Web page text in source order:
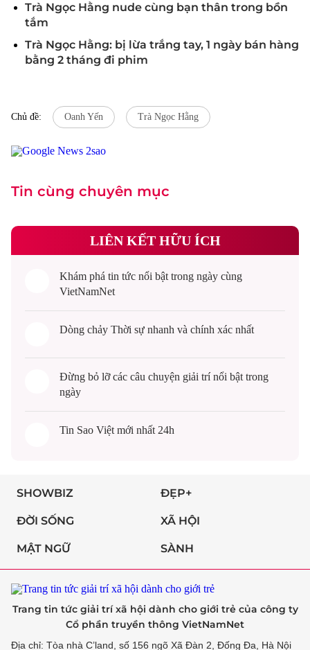
Trà Ngọc Hằng nude cùng bạn thân trong bồn
tắm
Trà Ngọc Hằng: bị lừa trắng tay, 1 ngày bán hàng
bằng 2 tháng đi phim
Chủ đề: Oanh Yến Trà Ngọc Hằng
Tin cùng chuyên mục
LIÊN KẾT HỮU ÍCH
Khám phá tin tức nổi bật trong ngày cùng
VietNamNet
Dòng chảy Thời sự nhanh và chính xác nhất
Đừng bỏ lỡ các câu chuyện giải trínổi bật trong
ngày
Tin Sao Việt mới nhất 24h
SHOWBIZ ĐẸP+
ĐỜI SỐNG XÃ HỘI
MẬT NGỮ SÀNH
Trang tin tức giải trí xã hội dành cho giới trẻ của công ty
Cổ phần truyền thông VietNamNet
Địa chỉ: Tòa nhà C’land, số 156 ngõ Xã Đàn 2, Đống Đa, Hà Nội